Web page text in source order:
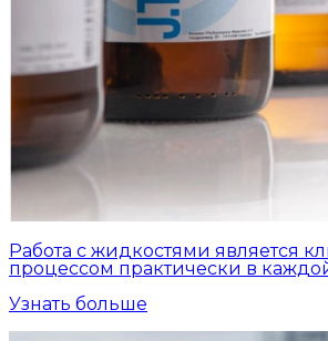
Работа с жидкостями является
процессом практически в
Узнать больше